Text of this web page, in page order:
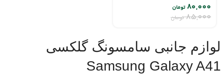
۸۵,۰۰۰ تومان
۸۰,۰۰۰تومان
لوازم جانبی سامسونگ گلکسی
Samsung Galaxy A41